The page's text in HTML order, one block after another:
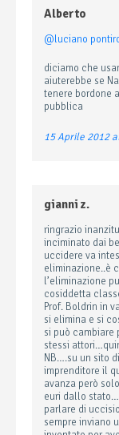
Alberto
@luciano
diciamo che
aiuterebbe se
tenere bordone
pubblica
15 Aprile 2012
gianni z.
ringrazio
inciminato dai
uccidere va
eliminazione..è
l’eliminazione
cosiddetta
Prof. Boldrin in
si elimina e si
si può cambiare
stessi
NB….su un sito
imprenditore il
avanza però
euri dallo
parlare di
sempre inviano